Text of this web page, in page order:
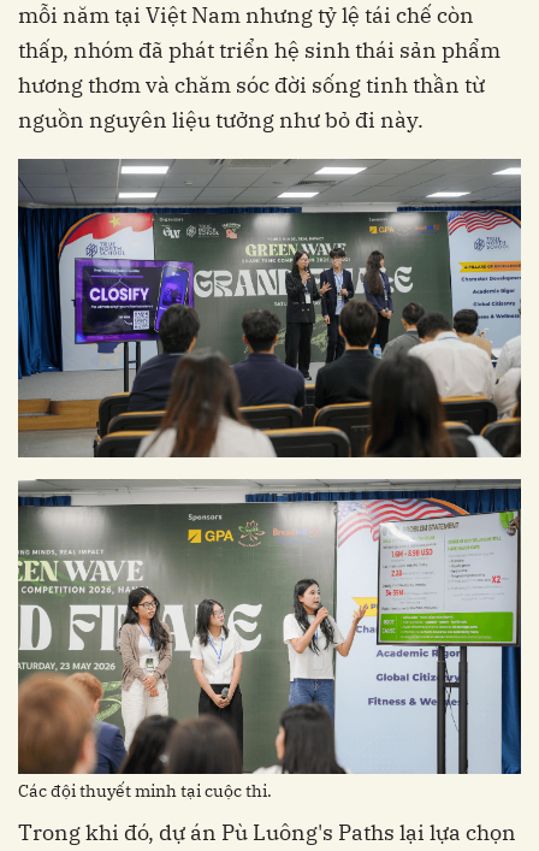
mỗi năm tại Việt Nam nhưng tỷ lệ tái chế còn
thấp, nhóm đã phát triển hệ sinh thái sản phẩm
hương thơm và chăm sóc đời sống tinh thần từ
nguồn nguyên liệu tưởng như bỏ đi này.
Các đội thuyết minh tại cuộc thi.
Trong khi đó, dự án Pù Luông's Paths lại lựa chọn